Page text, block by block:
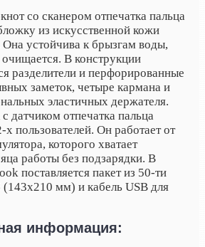
со сканером отпечатка пальца
из искусственной кожи
Она устойчива к брызгам воды,
В конструкции
разделители и перфорированные
заметок, четыре кармана и
эластичных держателя.
датчиком отпечатка пальца
пользователей. Он работает от
которого хватает
работы без подзарядки. В
поставляется пакет из 50-ти
(143x210 мм) и кабель USB для
информация: